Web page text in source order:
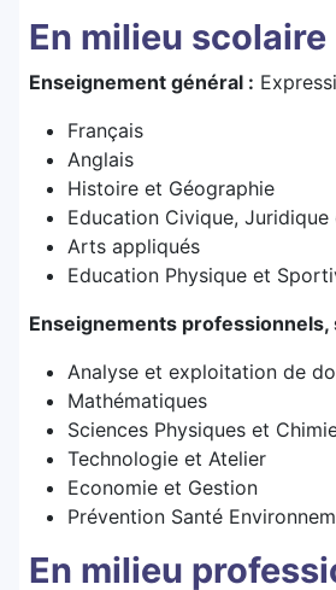
En milieu scolaire
Enseignement général :
Français
Anglais
Histoire et Géographie
Education Civique, Juridique
Arts appliqués
Education Physique et
Enseignements
Analyse et exploitation de
Mathématiques
Sciences Physiques et
Technologie et Atelier
Economie et Gestion
Prévention Santé
En milieu